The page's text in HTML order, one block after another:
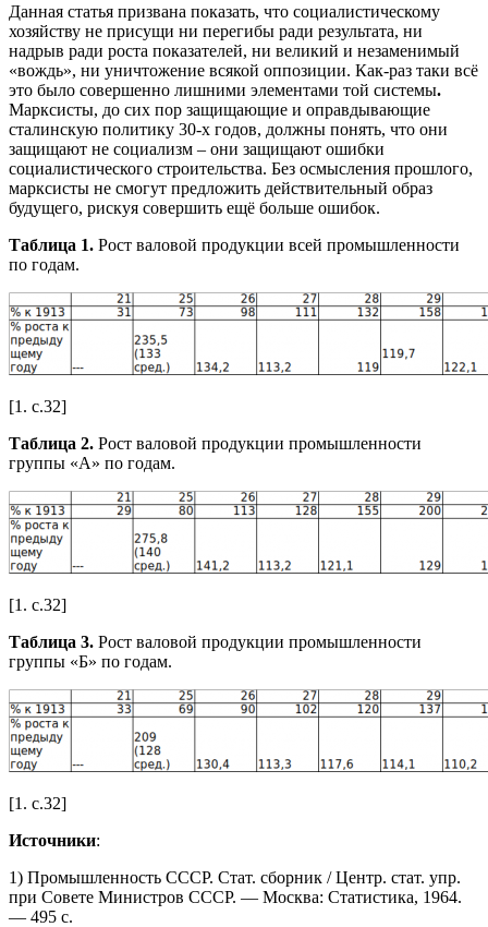
Данная статья призвана показать, что социалистическому
хозяйству не присущи ни перегибы ради результата, ни
надрыв ради роста показателей, ни великий и незаменимый
«вождь», ни уничтожение всякой оппозиции. Как-раз таки всё
это было совершенно лишними элементами той системы.
Марксисты, до сих пор защищающие и оправдывающие
сталинскую политику 30-х годов, должны понять, что они
защищают не социализм – они защищают ошибки
социалистического строительства. Без осмысления прошлого,
марксисты не смогут предложить действительный образ
будущего, рискуя совершить ещё больше ошибок.
Таблица 1. Рост валовой продукции всей промышленности
по годам.
[1. c.32]
Таблица 2. Рост валовой продукции промышленности
группы «А» по годам.
[1. c.32]
Таблица 3. Рост валовой продукции промышленности
группы «Б» по годам.
[1. c.32]
Источники:
1) Промышленность СССР. Стат. сборник / Центр. стат. упр.
при Совете Министров СССР. — Москва: Статистика, 1964.
— 495 с.